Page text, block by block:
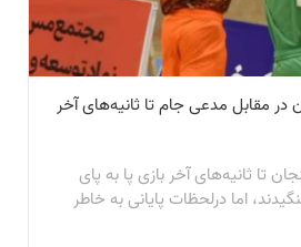
مقابل مدعی جام تا ثانیه‌های آخر
تا ثانیه‌های آخر بازی پا به پای
اما درلحظات پایانی به خاطر